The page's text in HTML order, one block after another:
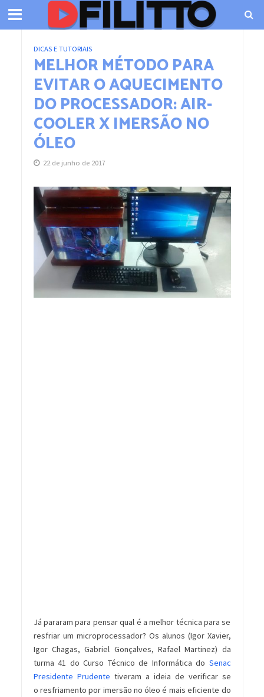
DICAS E TUTORIAIS
MELHOR MÉTODO PARA
EVITAR O AQUECIMENTO
DO PROCESSADOR: AIR-
COOLER X IMERSÃO NO
ÓLEO
22 de junho de 2017
Já pararam para pensar qual é a melhor técnica para se
resfriar um microprocessador? Os alunos (Igor Xavier,
Igor Chagas, Gabriel Gonçalves, Rafael Martinez) da
turma 41 do Curso Técnico de Informática do Senac
Presidente Prudente tiveram a ideia de verificar se
o resfriamento por imersão no óleo é mais eficiente do